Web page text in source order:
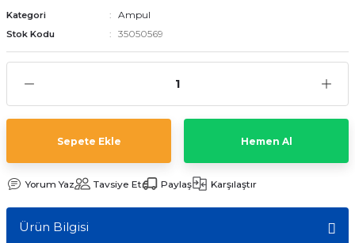
Kategori Ampul
Stok Kodu 35050569
Sepete Ekle Hemen Al
Yorum Yaz Tavsiye Et Paylaş Karşılaştır
Ürün Bilgisi